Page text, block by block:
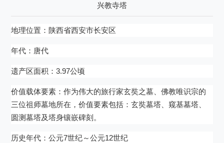
兴教寺塔
地理位置：陕西省西安市长安区
年代：唐代
遗产区面积：3.97公顷
价值载体要素：作为伟大的旅行家玄奘之墓、佛教唯识宗的
三位祖师墓地所在，价值要素包括：玄奘墓塔、窥基墓塔、
圆测墓塔及塔身镶嵌碑刻。
历史年代：公元7世纪～公元12世纪